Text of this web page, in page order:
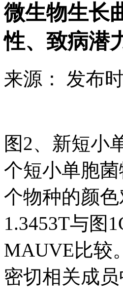
微生物生长
性、致病潜
来源： 发布
图2、新短小
个短小单胞
个物种的颜
1.3453T与图
MAUVE比较
密切相关成